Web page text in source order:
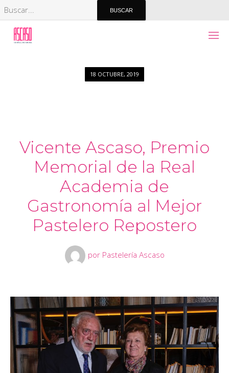
18 OCTUBRE, 2019
Vicente Ascaso, Premio
Memorial de la Real
Academia de
Gastronomía al Mejor
Pastelero Repostero
por Pastelería Ascaso